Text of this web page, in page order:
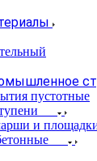
пустотные
и